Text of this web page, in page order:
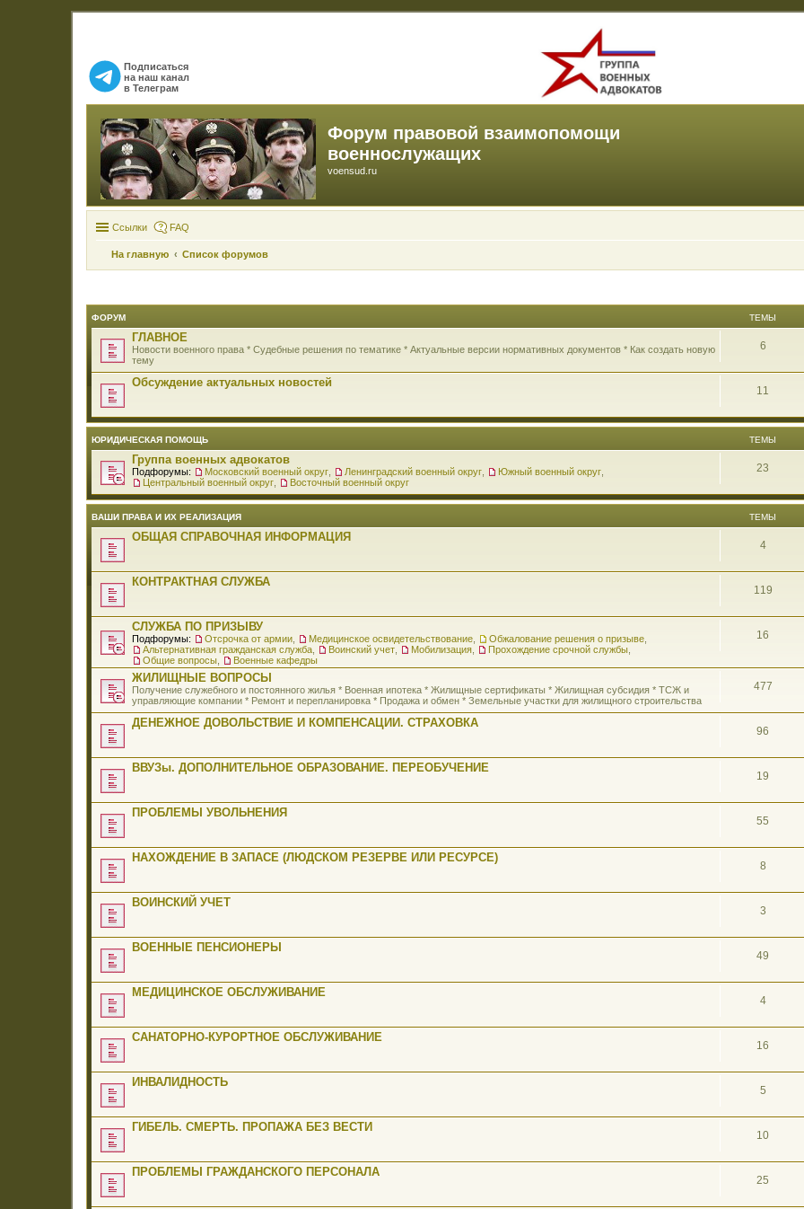
Подписаться
на наш канал
в Телеграм
Форум правовой взаимопомощи
военнослужащих
voensud.ru
Ссылки FAQ
На главную Список форумов
ФОРУМ ТЕМЫ
ГЛАВНОЕ
Новости военного права * Судебные решения по тематике * Актуальные версии нормативных документов * Как создать новую
тему
6
Обсуждение актуальных новостей
11
ЮРИДИЧЕСКАЯ ПОМОЩЬ ТЕМЫ
Группа военных адвокатов
Подфорумы: Московский военный округ Ленинградский военный округ Южный военный округ
Центральный военный округ
Восточный военный округ
23
ВАШИ ПРАВА И ИХ РЕАЛИЗАЦИЯ ТЕМЫ
ОБЩАЯ СПРАВОЧНАЯ ИНФОРМАЦИЯ
4
КОНТРАКТНАЯ СЛУЖБА
119
СЛУЖБА ПО ПРИЗЫВУ
Подфорумы: Отсрочка от армии Медицинское освидетельствование Обжалование решения о призыве
Альтернативная гражданская служба
Воинский учет Мобилизация Прохождение срочной службы
Общие вопросы
Военные кафедры
16
ЖИЛИЩНЫЕ ВОПРОСЫ
Получение служебного и постоянного жилья * Военная ипотека * Жилищные сертификаты * Жилищная субсидия * ТСЖ и
управляющие компании * Ремонт и перепланировка * Продажа и обмен * Земельные участки для жилищного строительства
477
ДЕНЕЖНОЕ ДОВОЛЬСТВИЕ И КОМПЕНСАЦИИ. СТРАХОВКА
96
ВВУЗы. ДОПОЛНИТЕЛЬНОЕ ОБРАЗОВАНИЕ. ПЕРЕОБУЧЕНИЕ
19
ПРОБЛЕМЫ УВОЛЬНЕНИЯ
55
НАХОЖДЕНИЕ В ЗАПАСЕ (ЛЮДСКОМ РЕЗЕРВЕ ИЛИ РЕСУРСЕ)
8
ВОИНСКИЙ УЧЕТ
3
ВОЕННЫЕ ПЕНСИОНЕРЫ
49
МЕДИЦИНСКОЕ ОБСЛУЖИВАНИЕ
4
САНАТОРНО-КУРОРТНОЕ ОБСЛУЖИВАНИЕ
16
ИНВАЛИДНОСТЬ
5
ГИБЕЛЬ. СМЕРТЬ. ПРОПАЖА БЕЗ ВЕСТИ
10
ПРОБЛЕМЫ ГРАЖДАНСКОГО ПЕРСОНАЛА
25